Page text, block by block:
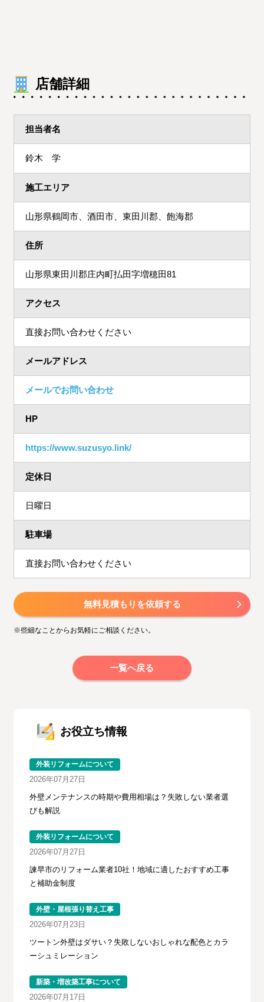
店舗詳細
担当者名
鈴木 学
施工エリア
山形県鶴岡市、酒田市、東田川郡、飽海郡
住所
山形県東田川郡庄内町払田字増穂田81
アクセス
直接お問い合わせください
メールアドレス
メールでお問い合わせ
HP
https://www.suzusyo.link/
定休日
日曜日
駐車場
直接お問い合わせください
無料見積もりを依頼する
※些細なことからお気軽にご相談ください。
一覧へ戻る
お役立ち情報
外装リフォームについて
2026年07月27日
外壁メンテナンスの時期や費用相場は？失敗しない業者選
びも解説
外装リフォームについて
2026年07月27日
諫早市のリフォーム業者10社！地域に適したおすすめ工事
と補助金制度
外壁・屋根張り替え工事
2026年07月23日
ツートン外壁はダサい？失敗しないおしゃれな配色とカラ
ーシュミレーション
新築・増改築工事について
2026年07月17日